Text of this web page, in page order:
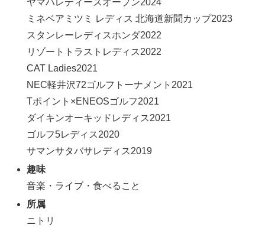
ヤマハレディースオープン2024
ミネベアミツミ レディス 北海道新聞カップ2023
スタンレーレディスホンダ2022
リゾートトラストレディス2022
CAT Ladies2021
NEC軽井沢72ゴルフトーナメント2021
Tポイント×ENEOSゴルフ2021
ダイキンオーキッドレディス2021
ゴルフ5レディス2020
サマンサタバサレディス2019
趣味
音楽・ライブ・食べること
所属
ニトリ